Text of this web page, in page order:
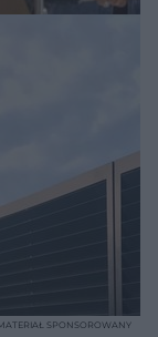
SPONSOROWANY